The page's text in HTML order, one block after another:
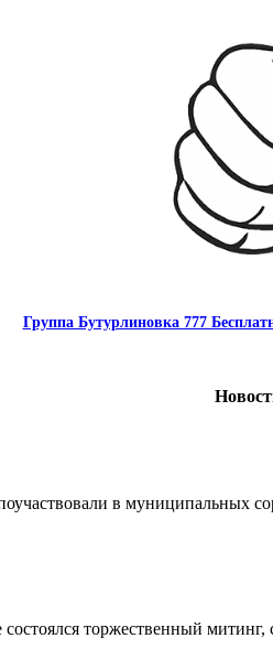
Группа Бутурлиновка 777
в муниципальных
торжественный